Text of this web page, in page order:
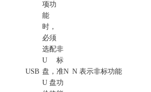
USB
项功
能
时，
必须
选配
U
盘，
U 盘
非
标
准
功
N N 表示非标功能